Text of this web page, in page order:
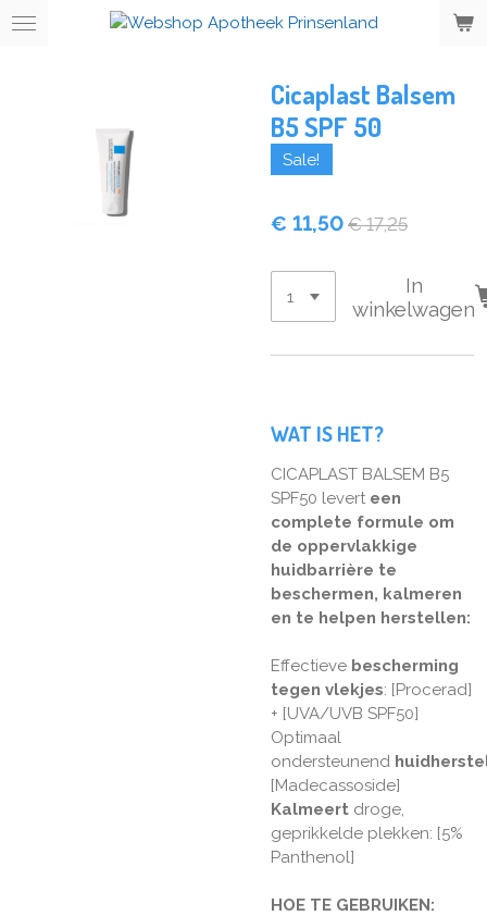
Ga
Cicaplast Balsem
B5 SPF 50
Sale!
€ 11,50 € 17,25
In
winkelwagen
WAT IS HET?
CICAPLAST BALSEM B5
SPF50 levert een
complete formule om
de oppervlakkige
huidbarrière te
beschermen, kalmeren
en te helpen herstellen:
Effectieve bescherming
tegen vlekjes: [Procerad]
+ [UVA/UVB SPF50]
Optimaal
ondersteunend
[Madecassoside]
Kalmeert droge,
geprikkelde plekken: [5%
Panthenol]
HOE TE GEBRUIKEN: